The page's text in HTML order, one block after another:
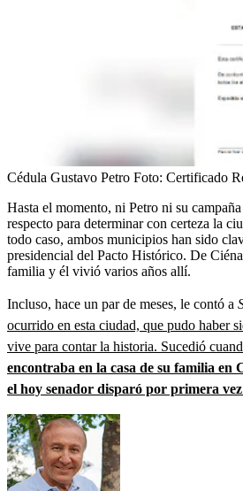
Cédula Gustavo Petro Foto: Certificado
Hasta el momento, ni Petro ni su
respecto para determinar con certeza la
todo caso, ambos municipios han sido
presidencial del Pacto Histórico. De
familia y él vivió varios años allí.
Incluso, hace un par de meses, le contó a
ocurrido en esta ciudad, que pudo haber
vive para contar la historia. Sucedió
encontraba en la casa de su familia en
el hoy senador disparó por primera